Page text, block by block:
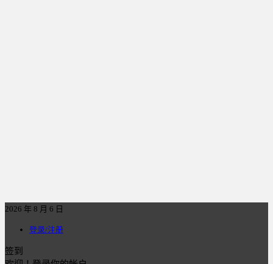
2026 年 8 月 6 日
登录/注册
签到